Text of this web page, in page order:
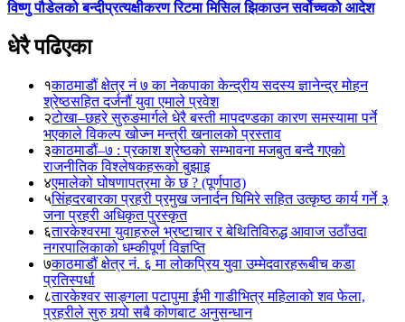
विष्णु पौडेलको बन्दीप्रत्यक्षीकरण रिटमा मिसिल झिकाउन सर्वोच्चको आदेश
धेरै पढिएका
१काठमाडौं क्षेत्र नं ७ का नेकपाका केन्द्रीय सदस्य ज्ञानेन्द्र मोहन
श्रेष्ठसहित दर्जनौं युवा एमाले प्रवेश
२टोखा–छहरे सुरुङमार्गले धेरै बस्ती मापदण्डका कारण समस्यामा पर्ने
भएकाले विकल्प खोज्न मन्त्री खनालको प्रस्ताव
३काठमाडौं–७ : प्रकाश श्रेष्ठको सम्भावना मजबुत बन्दै गएको
राजनीतिक विश्लेषकहरूको बुझाइ
४एमालेको घोषणापत्रमा के छ ? (पूर्णपाठ)
५सिंहदरबारका प्रहरी प्रमुख जनार्दन घिमिरे सहित उत्कृष्ठ कार्य गर्ने ३
जना प्रहरी अधिकृत पुरस्कृत
६तारकेश्वरमा युवाहरुले भ्रष्टाचार र बेथितिविरुद्ध आवाज उठाँउदा
नगरपालिकाको धम्कीपूर्ण विज्ञप्ति
७काठमाडौं क्षेत्र नं. ६ मा लोकप्रिय युवा उम्मेदवारहरूबीच कडा
प्रतिस्पर्धा
८तारकेश्वर साङ्गला पटापुमा ईभी गाडीभित्र महिलाको शव फेला,
प्रहरीले सुरु गर्‍यो सबै कोणबाट अनुसन्धान